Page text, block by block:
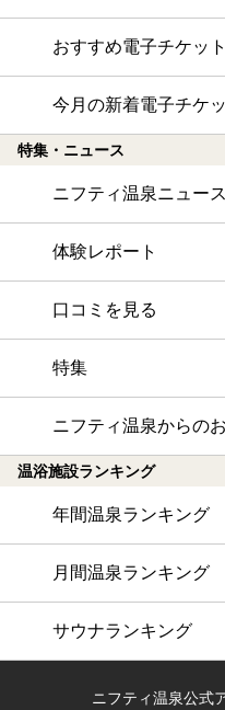
おすすめ電子チケッ
今月の新着電子チケ
特集・ニュース
ニフティ温泉ニュース
体験レポート
口コミを見る
特集
ニフティ温泉からの
温浴施設ランキング
年間温泉ランキング
月間温泉ランキング
サウナランキング
ニフティ温泉公式